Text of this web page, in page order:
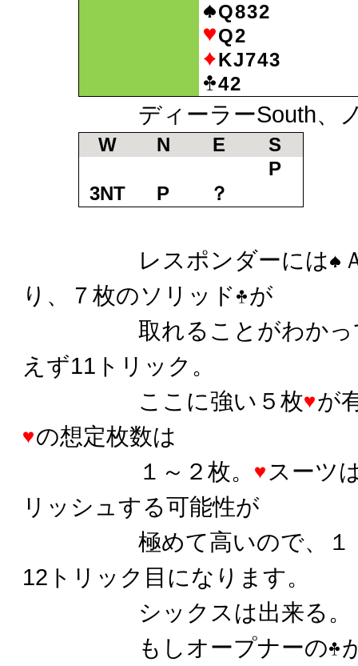
Q832
Q2
KJ743
42
ディーラーSouth、ノ
W N E
S
P
3NT
P ？
レスポンダーには
り、７枚のソリッド
が
取れることがわかって
えず11トリック。
ここに強い５枚 が
の想定枚数は
１～２枚。
スーツ
リッシュする可能性が
極めて高いので、１ト
12トリック目になります。
シックスは出来る。
もしオープナーの